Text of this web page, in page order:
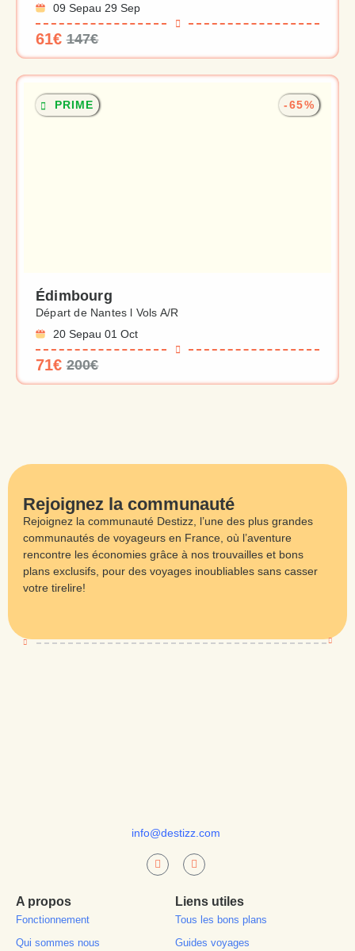
09 Sepau 29 Sep
61€ 147€
PRIME -65%
Édimbourg
Départ de Nantes l Vols A/R
20 Sepau 01 Oct
71€ 200€
Rejoignez la communauté
Rejoignez la communauté Destizz, l’une des plus grandes
communautés de voyageurs en France, où l’aventure
rencontre les économies grâce à nos trouvailles et bons
plans exclusifs, pour des voyages inoubliables sans casser
votre tirelire!
info@destizz.com
A propos
Fonctionnement
Qui sommes nous
Liens utiles
Tous les bons plans
Guides voyages